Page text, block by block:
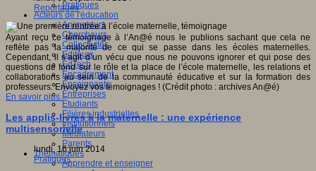
Pratiques
Acteurs de l'éducation
Animateurs
Chercheurs
Collectivités
Editeurs
EdTech
Encadrement
Enseignants
Entreprises
Etudiants
Filières industrielles
Institutionnels
Médiateurs
Parents
Thématiques
Apprendre et enseigner
Reportages
Ayant reçu ce témoignage à l’An@é nous le publions sachant que cela ne
reflète pas la majorité de ce qui se passe dans les écoles maternelles.
Cependant, il s’agit d’un vécu que nous ne pouvons ignorer et qui pose des
questions de fond sur le rôle et la place de l’école maternelle, les relations et
collaborations au sein de la communauté éducative et sur la formation des
professeurs. Envoyez vos témoignages ! (Crédit photo : archives An@é)
En savoir plus...
Les applis-livres à la maternelle : une expérience
multisensorielle
lundi, 16 juin 2014
Pratiques